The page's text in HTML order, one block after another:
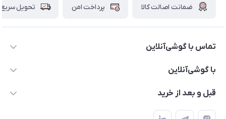
ضمانت اصالت کالا پرداخت امن تحویل سریع
تماس با گوشی‌آنلاین
۰۲۱91001221
با گوشی‌آنلاین
درباره ما
قبل و بعد از خرید
نحوه خرید از گوشی آنلاین